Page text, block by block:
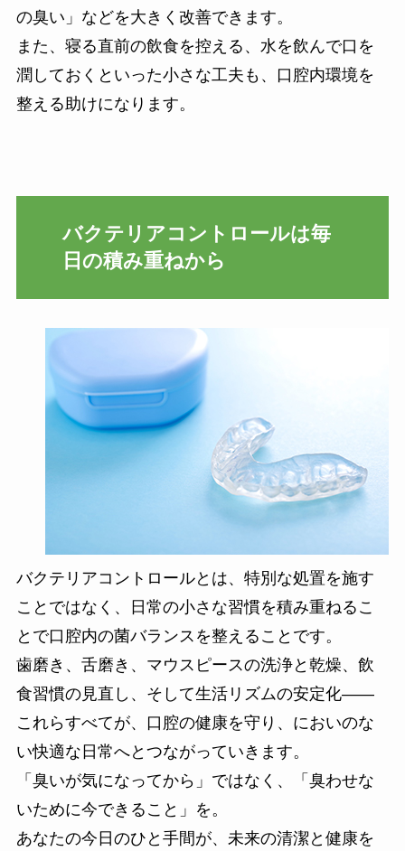
の臭い」などを大きく改善できます。
また、寝る直前の飲食を控える、水を飲んで口を
潤しておくといった小さな工夫も、口腔内環境を
整える助けになります。
バクテリアコントロールは毎
日の積み重ねから
バクテリアコントロールとは、特別な処置を施す
ことではなく、日常の小さな習慣を積み重ねるこ
とで口腔内の菌バランスを整えることです。
歯磨き、舌磨き、マウスピースの洗浄と乾燥、飲
食習慣の見直し、そして生活リズムの安定化——
これらすべてが、口腔の健康を守り、においのな
い快適な日常へとつながっていきます。
「臭いが気になってから」ではなく、「臭わせな
いために今できること」を。
あなたの今日のひと手間が、未来の清潔と健康を